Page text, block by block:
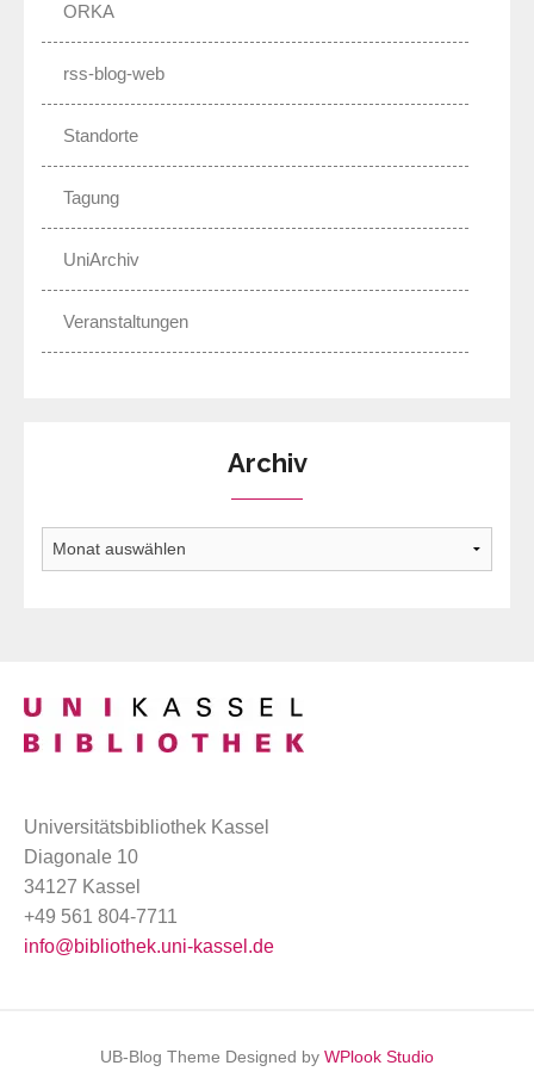
ORKA
rss-blog-web
Standorte
Tagung
UniArchiv
Veranstaltungen
Archiv
Archiv
Universitätsbibliothek Kassel
Diagonale 10
34127 Kassel
+49 561 804-7711
info@bibliothek.uni-kassel.de
UB-Blog Theme Designed by WPlook Studio